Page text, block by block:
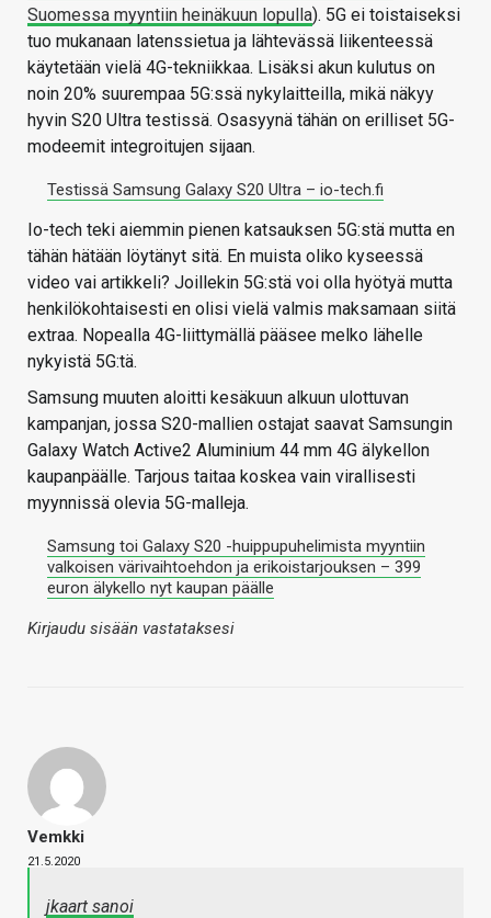
Suomessa myyntiin heinäkuun lopulla). 5G ei toistaiseksi
tuo mukanaan latenssietua ja lähtevässä liikenteessä
käytetään vielä 4G-tekniikkaa. Lisäksi akun kulutus on
noin 20% suurempaa 5G:ssä nykylaitteilla, mikä näkyy
hyvin S20 Ultra testissä. Osasyynä tähän on erilliset 5G-
modeemit integroitujen sijaan.
Testissä Samsung Galaxy S20 Ultra – io-tech.fi
Io-tech teki aiemmin pienen katsauksen 5G:stä mutta en
tähän hätään löytänyt sitä. En muista oliko kyseessä
video vai artikkeli? Joillekin 5G:stä voi olla hyötyä mutta
henkilökohtaisesti en olisi vielä valmis maksamaan siitä
extraa. Nopealla 4G-liittymällä pääsee melko lähelle
nykyistä 5G:tä.
Samsung muuten aloitti kesäkuun alkuun ulottuvan
kampanjan, jossa S20-mallien ostajat saavat Samsungin
Galaxy Watch Active2 Aluminium 44 mm 4G älykellon
kaupanpäälle. Tarjous taitaa koskea vain virallisesti
myynnissä olevia 5G-malleja.
Samsung toi Galaxy S20 -huippupuhelimista myyntiin
valkoisen värivaihtoehdon ja erikoistarjouksen – 399
euron älykello nyt kaupan päälle
Kirjaudu sisään vastataksesi
Vemkki
21.5.2020
jkaart sanoi